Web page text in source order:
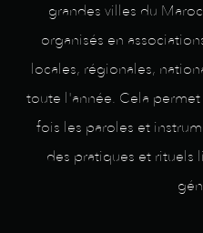
grandes villes du
organisés en
locales, régionales,
toute l'année. Cela
fois les paroles et
des pratiques et rituels